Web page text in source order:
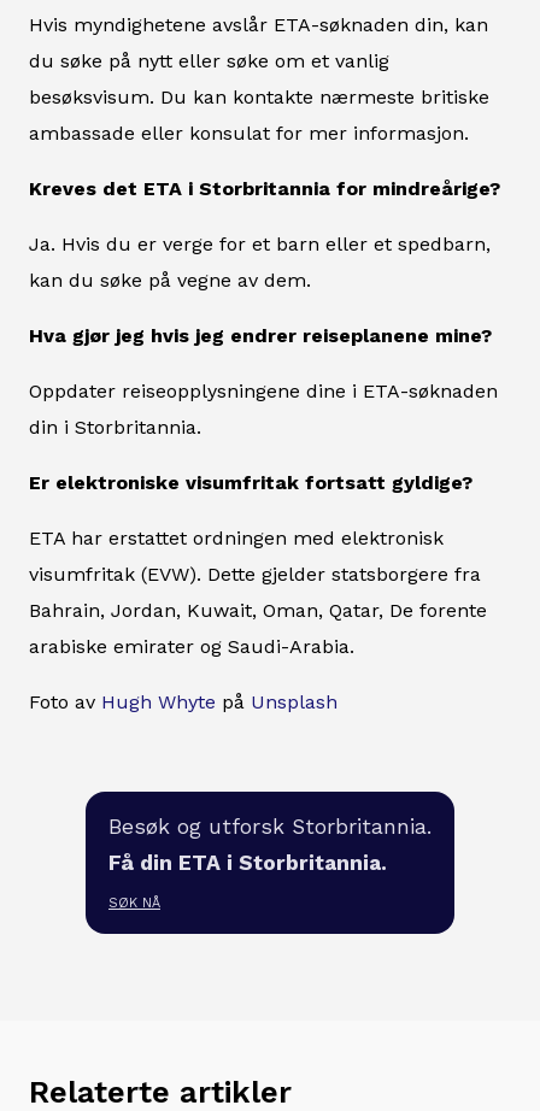
Hvis myndighetene avslår ETA-søknaden din, kan
du søke på nytt eller søke om et vanlig
besøksvisum. Du kan kontakte nærmeste britiske
ambassade eller konsulat for mer informasjon.
Kreves det ETA i Storbritannia for mindreårige?
Ja. Hvis du er verge for et barn eller et spedbarn,
kan du søke på vegne av dem.
Hva gjør jeg hvis jeg endrer reiseplanene mine?
Oppdater reiseopplysningene dine i ETA-søknaden
din i Storbritannia.
Er elektroniske visumfritak fortsatt gyldige?
ETA har erstattet ordningen med elektronisk
visumfritak (EVW). Dette gjelder statsborgere fra
Bahrain, Jordan, Kuwait, Oman, Qatar, De forente
arabiske emirater og Saudi-Arabia.
Foto av Hugh Whyte på Unsplash
Besøk og utforsk Storbritannia.
Få din ETA i Storbritannia.
SØK NÅ
Relaterte artikler